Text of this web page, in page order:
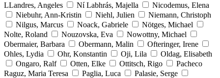
LLandres, Angeles
Ní Labhrás, Majella
Nicodemus, Elena
Niebuhr, Ann-Kristin
Niehl, Julien
Niemann, Christoph
Nilgus, Marcus
Noack, Gabriele
Nötges, Michael
Nolte, Roland
Nouzovska, Eva
Nowottny, Michael
Obermaier, Barbara
Obermann, Malin
Ofteringer, Irene
Ohles, Lydia
Ohr, Konstantin Oji, Lila
Oldag, Elisabeth
Ongaro, Ralf
Otten, Elke Ottitsch, Rigo
Pacheco
Raguz, Maria Teresa
Paglia, Luca
Palasie, Serge